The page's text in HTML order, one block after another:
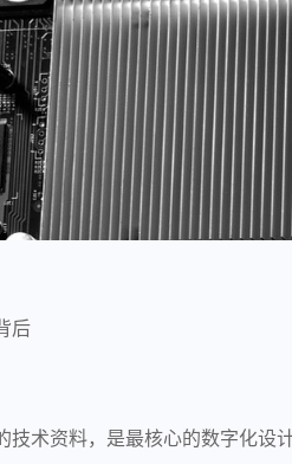
后
技术资料，是最核心的数字化设